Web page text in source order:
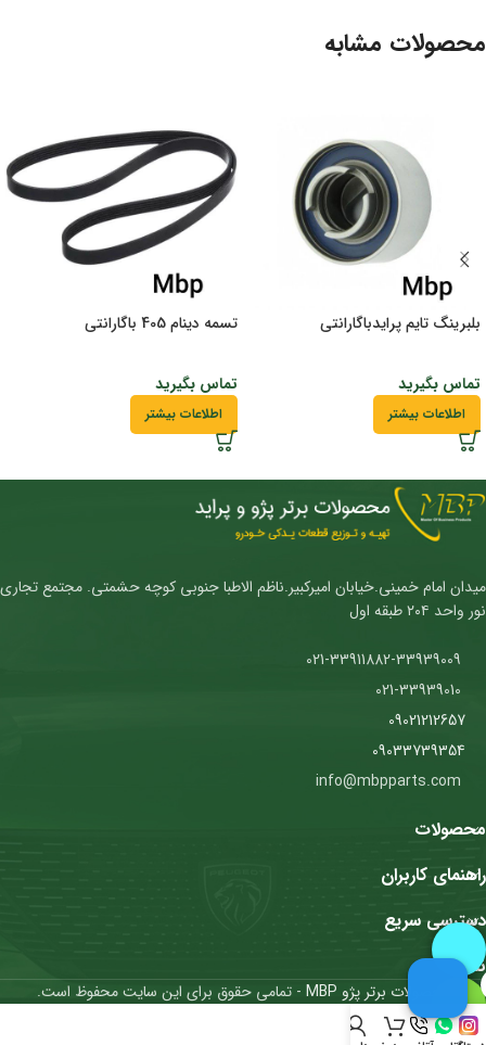
محصولات مشابه
بلبرینگ تایم پرایدباگارانتی
تماس بگیرید
اطلاعات بیشتر
تسمه دینام 405 باگارانتی
تماس بگیرید
اطلاعات بیشتر
میدان امام خمینی.خیابان امیرکبیر.ناظم الاطبا جنوبی کوچه حشمتی. مجتمع تجاری
نور واحد ۲۰۴ طبقه اول
09021212657
09033739354
محصولات
راهنمای کاربران
دسترسی سریع
نمادها
محصولات برتر پژو MBP - تمامی حقوق برای این سایت محفوظ است.